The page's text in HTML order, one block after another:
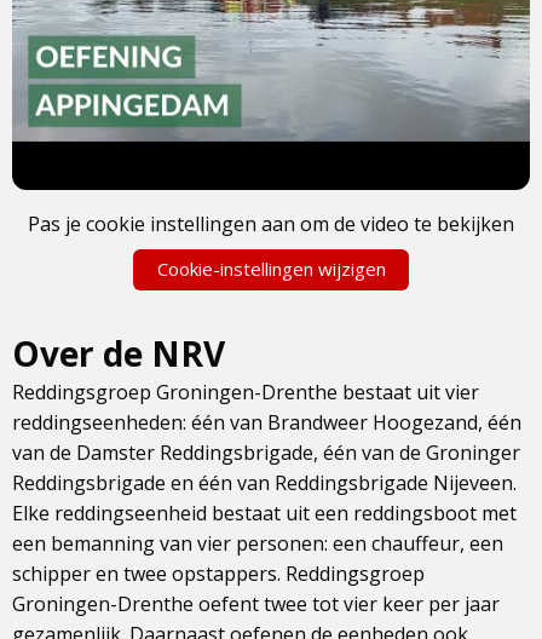
Pas je cookie instellingen aan om de video te bekijken
Cookie-instellingen wijzigen
Over de NRV
Reddingsgroep Groningen-Drenthe bestaat uit vier
reddingseenheden: één van Brandweer Hoogezand, één
van de Damster Reddingsbrigade, één van de Groninger
Reddingsbrigade en één van Reddingsbrigade Nijeveen.
Elke reddingseenheid bestaat uit een reddingsboot met
een bemanning van vier personen: een chauffeur, een
schipper en twee opstappers. Reddingsgroep
Groningen-Drenthe oefent twee tot vier keer per jaar